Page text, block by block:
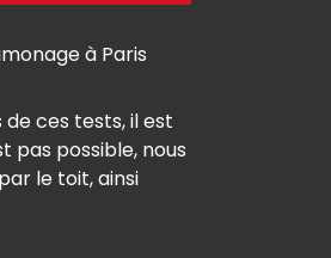
à Paris
ces tests, il est
pas possible, nous
le toit, ainsi